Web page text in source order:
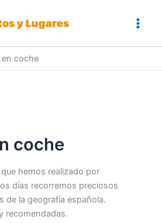
en coche
coche
hemos realizado por
días recorremos preciosos
de la geografía española.
recomendadas.